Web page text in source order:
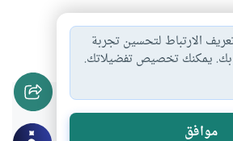
بهذا المحتوى؟
الارتباط لتحسين تجربة
بك. يمكنك تخصيص تفضيلاتك.
موافق